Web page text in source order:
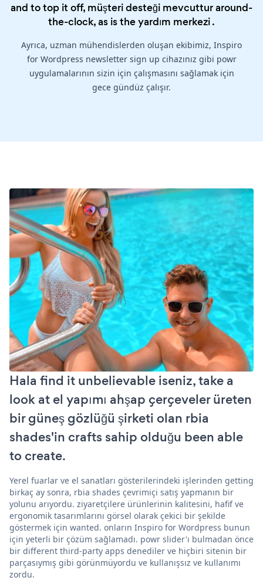
and to top it off, müşteri desteği mevcuttur around-
the-clock, as is theyardım merkezi.
Ayrıca, uzman mühendislerden oluşan ekibimiz, Inspiro
for Wordpress newsletter sign up cihazınız gibi powr
uygulamalarının sizin için çalışmasını sağlamak için
gece gündüz çalışır.
Hala find it unbelievable iseniz, take a
look at el yapımı ahşap çerçeveler üreten
bir güneş gözlüğü şirketi olan rbia
shades'in crafts sahip olduğu been able
to create.
Yerel fuarlar ve el sanatları gösterilerindeki işlerinden getting
birkaç ay sonra, rbia shades çevrimiçi satış yapmanın bir
yolunu arıyordu. ziyaretçilere ürünlerinin kalitesini, hafif ve
ergonomik tasarımlarını görsel olarak çekici bir şekilde
göstermek için wanted. onların Inspiro for Wordpress bunun
için yeterli bir çözüm sağlamadı. powr slider'ı bulmadan önce
bir different third-party apps denediler ve hiçbiri sitenin bir
parçasıymış gibi görünmüyordu ve kullanışsız ve kullanımı
zordu.